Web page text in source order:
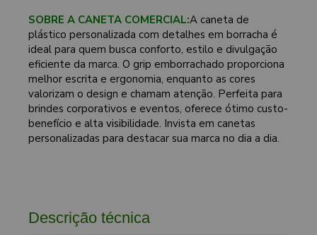
SOBRE A CANETA COMERCIAL:A caneta de
plástico personalizada com detalhes em borracha é
ideal para quem busca conforto, estilo e divulgação
eficiente da marca. O grip emborrachado proporciona
melhor escrita e ergonomia, enquanto as cores
valorizam o design e chamam atenção. Perfeita para
brindes corporativos e eventos, oferece ótimo custo-
benefício e alta visibilidade. Invista em canetas
personalizadas para destacar sua marca no dia a dia.
Descrição técnica